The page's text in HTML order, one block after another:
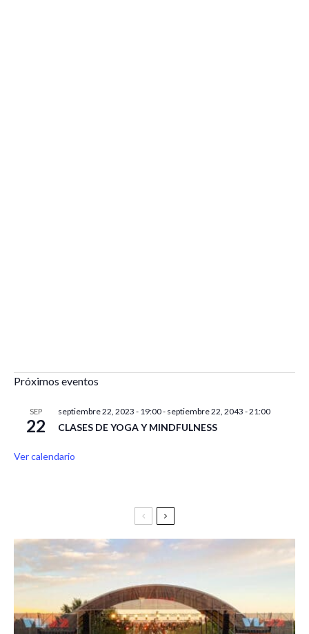
Próximos eventos
SEP
22
septiembre 22, 2023 - 19:00- septiembre 22, 2043 - 21:00
CLASES DE YOGA Y MINDFULNESS
Ver calendario